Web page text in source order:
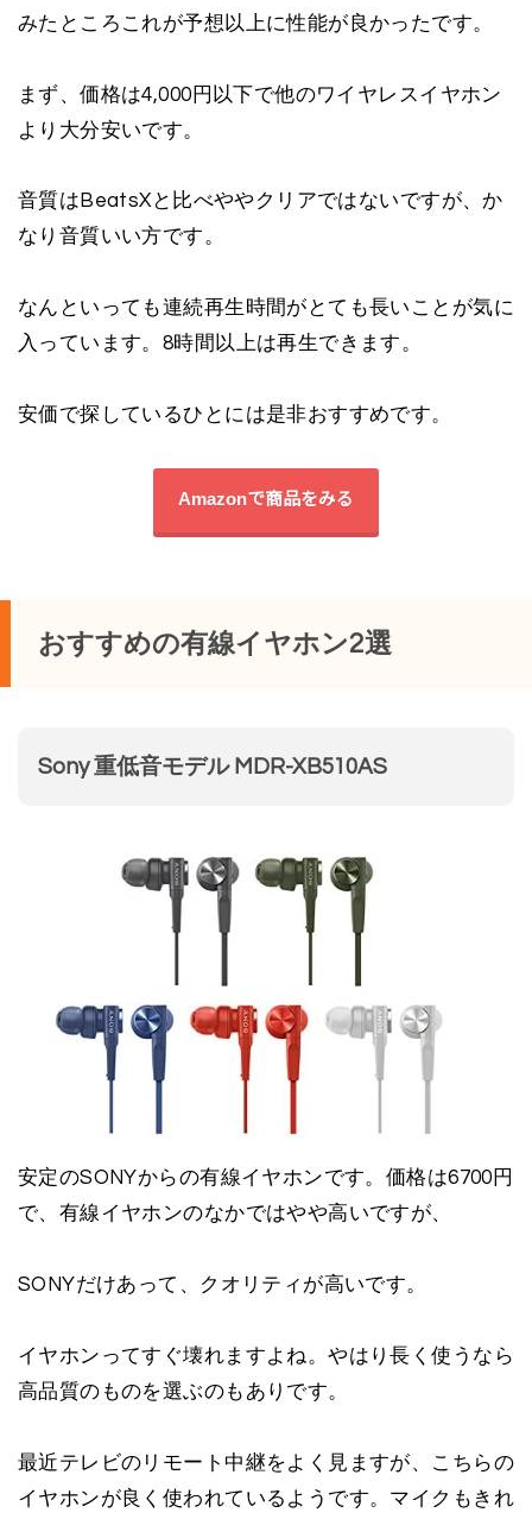
みたところこれが予想以上に性能が良かったです。
まず、価格は4,000円以下で他のワイヤレスイヤホン
より大分安いです。
音質はBeatsXと比べややクリアではないですが、か
なり音質いい方です。
なんといっても連続再生時間がとても長いことが気に
入っています。8時間以上は再生できます。
安価で探しているひとには是非おすすめです。
Amazonで商品をみる
おすすめの有線イヤホン2選
Sony 重低音モデル MDR-XB510AS
安定のSONYからの有線イヤホンです。価格は6700円
で、有線イヤホンのなかではやや高いですが、
SONYだけあって、クオリティが高いです。
イヤホンってすぐ壊れますよね。やはり長く使うなら
高品質のものを選ぶのもありです。
最近テレビのリモート中継をよく見ますが、こちらの
イヤホンが良く使われているようです。マイクもきれ